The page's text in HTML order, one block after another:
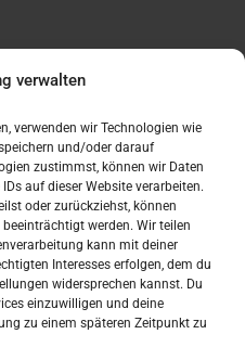
verwalten
verwenden wir Technologien wie
und/oder darauf
zustimmst, können wir Daten
auf dieser Website verarbeiten.
oder zurückziehst, können
werden. Wir teilen
kann mit deiner
Interesses erfolgen, dem du
widersprechen kannst. Du
einzuwilligen und deine
zu einem späteren Zeitpunkt zu
– Njemačka?